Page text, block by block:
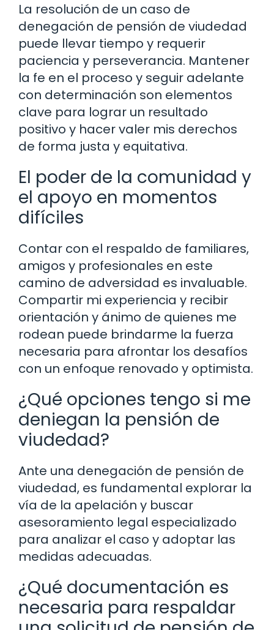
La resolución de un caso de
denegación de pensión de viudedad
puede llevar tiempo y requerir
paciencia y perseverancia. Mantener
la fe en el proceso y seguir adelante
con determinación son elementos
clave para lograr un resultado
positivo y hacer valer mis derechos
de forma justa y equitativa.
El poder de la comunidad y
el apoyo en momentos
difíciles
Contar con el respaldo de familiares,
amigos y profesionales en este
camino de adversidad es invaluable.
Compartir mi experiencia y recibir
orientación y ánimo de quienes me
rodean puede brindarme la fuerza
necesaria para afrontar los desafíos
con un enfoque renovado y optimista.
¿Qué opciones tengo si me
deniegan la pensión de
viudedad?
Ante una denegación de pensión de
viudedad, es fundamental explorar la
vía de la apelación y buscar
asesoramiento legal especializado
para analizar el caso y adoptar las
medidas adecuadas.
¿Qué documentación es
necesaria para respaldar